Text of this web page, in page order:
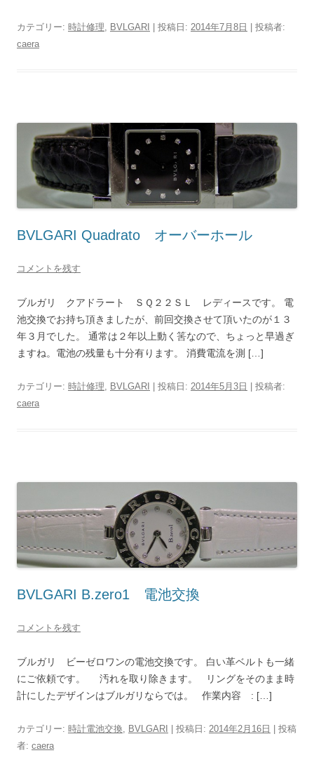
カテゴリー: 時計修理, BVLGARI | 投稿日: 2014年7月8日
投稿者:
caera
BVLGARI Quadrato オーバーホール
コメントを残す
ブルガリ クアドラート ＳＱ２２ＳＬ レディースです。 電
池交換でお持ち頂きましたが、前回交換させて頂いたのが１３
年３月でした。 通常は２年以上動く筈なので、ちょっと早過ぎ
ますね。電池の残量も十分有ります。 消費電流を測 […]
カテゴリー: 時計修理 BVLGARI | 投稿日: 2014年5月3日
投稿者:
caera
BVLGARI B.zero1 電池交換
コメントを残す
ブルガリ ビーゼロワンの電池交換です。 白い革ベルトも一緒
にご依頼です。 汚れを取り除きます。 リングをそのまま時
計にしたデザインはブルガリならでは。 作業内容 : […]
カテゴリー: 時計電池交換 BVLGARI | 投稿日: 2014年2月16日 | 投稿
者: caera